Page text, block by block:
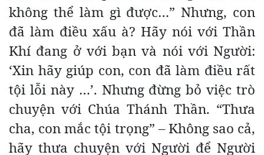
không thể làm gì được…” Nhưng, con
đã làm điều xấu à? Hãy nói với Thần
Khí đang ở với bạn và nói với Người:
‘Xin hãy giúp con, con đã làm điều rất
tội lỗi này …’. Nhưng đừng bỏ việc trò
chuyện với Chúa Thánh Thần. “Thưa
cha, con mắc tội trọng” – Không sao cả,
hãy thưa chuyện với Người để Người